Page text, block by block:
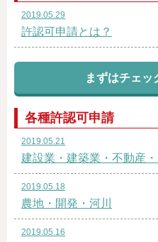
2019.05.29
許認可申請とは？
まずはチェッ
各種許認可申請
2019.05.21
建設業・建築業・不動産
2019.05.18
農地・開発・河川
2019.05.16